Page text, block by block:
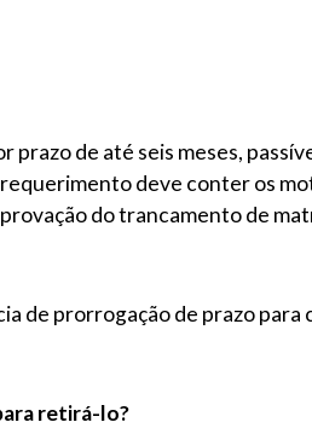
de até seis meses,
deve conter os
do trancamento de
prorrogação de prazo para
retirá-lo?